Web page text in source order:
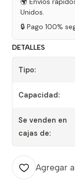
Unidos.
🔒 Pago 100%
DETALLES
Tipo:
Capacidad:
Se venden en
cajas de:
Agregar